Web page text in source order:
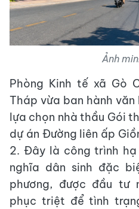
Ảnh
Phòng Kinh tế xã Gò
Tháp vừa ban hành
lựa chọn nhà thầu Gói
dự án Đường liên ấp
2. Đây là công trình
nghĩa dân sinh đặc
phương, được đầu tư
phục triệt để tình